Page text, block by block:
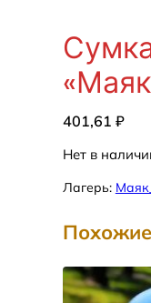
401,61 ₽
Нет в
Лагерь:
Похожие